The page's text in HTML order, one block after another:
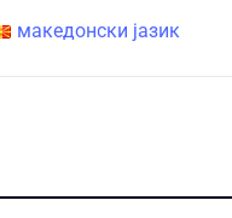
македонски јазик